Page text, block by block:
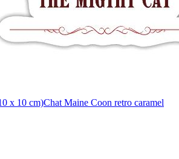
x 10 cm)Chat Maine Coon retro caramel